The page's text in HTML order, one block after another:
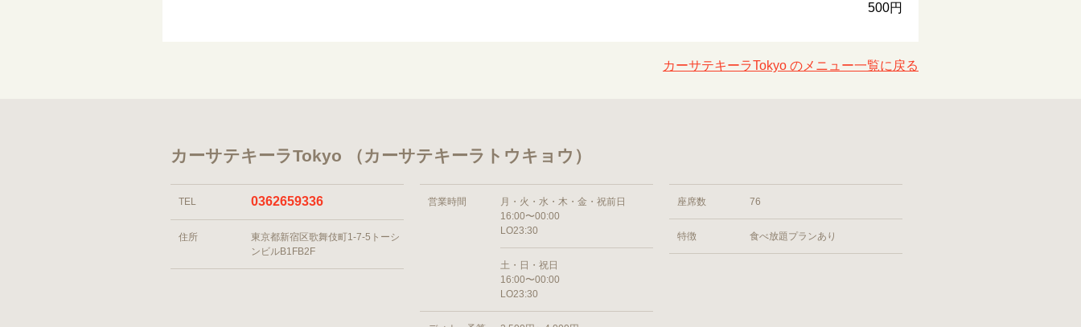
500円
カーサテキーラTokyo のメニュー一覧に戻る
カーサテキーラTokyo （カーサテキーラトウキョウ）
TEL 0362659336
住所
東京都新宿区歌舞伎町1-7-5トーシ
ンビルB1FB2F
営業時間
月・火・水・木・金・祝前日
16:00〜00:00
LO23:30
土・日・祝日
16:00〜00:00
LO23:30
座席数 76
特徴 食べ放題プランあり